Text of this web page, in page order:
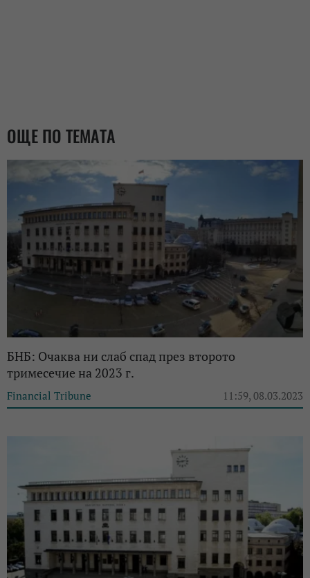
ОЩЕ ПО ТЕМАТА
БНБ: Очаква ни слаб спад през второто
тримесечие на 2023 г.
Financial Tribune 11:59, 08.03.2023